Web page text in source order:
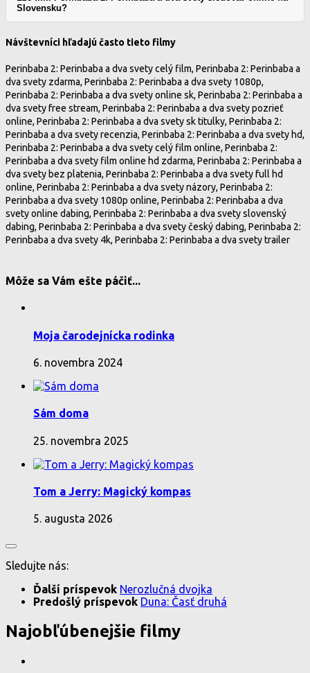
Slovensku?
Návštevníci hľadajú často tieto filmy
Perinbaba 2: Perinbaba a dva svety celý film, Perinbaba 2: Perinbaba a
dva svety zdarma, Perinbaba 2: Perinbaba a dva svety 1080p,
Perinbaba 2: Perinbaba a dva svety online sk, Perinbaba 2: Perinbaba a
dva svety free stream, Perinbaba 2: Perinbaba a dva svety pozrieť
online, Perinbaba 2: Perinbaba a dva svety sk titulky, Perinbaba 2:
Perinbaba a dva svety recenzia, Perinbaba 2: Perinbaba a dva svety hd,
Perinbaba 2: Perinbaba a dva svety celý film online, Perinbaba 2:
Perinbaba a dva svety film online hd zdarma, Perinbaba 2: Perinbaba a
dva svety bez platenia, Perinbaba 2: Perinbaba a dva svety full hd
online, Perinbaba 2: Perinbaba a dva svety názory, Perinbaba 2:
Perinbaba a dva svety 1080p online, Perinbaba 2: Perinbaba a dva
svety online dabing, Perinbaba 2: Perinbaba a dva svety slovenský
dabing, Perinbaba 2: Perinbaba a dva svety český dabing, Perinbaba 2:
Perinbaba a dva svety 4k, Perinbaba 2: Perinbaba a dva svety trailer
Môže sa Vám ešte páčiť...
Moja čarodejnícka rodinka
6. novembra 2024
Sám doma
25. novembra 2025
Tom a Jerry: Magický kompas
5. augusta 2026
Sledujte nás:
Ďalší príspevok Nerozlučná dvojka
Predošlý príspevok Duna: Časť druhá
Najobľúbenejšie filmy